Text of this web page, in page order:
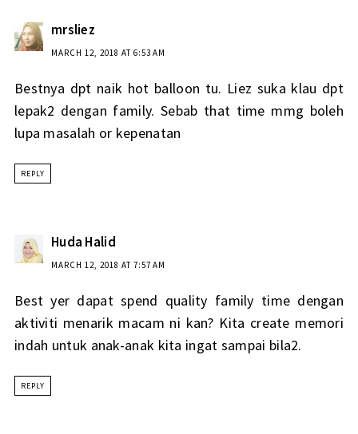
mrsliez
MARCH 12, 2018 AT 6:53 AM
Bestnya dpt naik hot balloon tu. Liez suka klau dpt
lepak2 dengan family. Sebab that time mmg boleh
lupa masalah or kepenatan
REPLY
Huda Halid
MARCH 12, 2018 AT 7:57 AM
Best yer dapat spend quality family time dengan
aktiviti menarik macam ni kan? Kita create memori
indah untuk anak-anak kita ingat sampai bila2.
REPLY